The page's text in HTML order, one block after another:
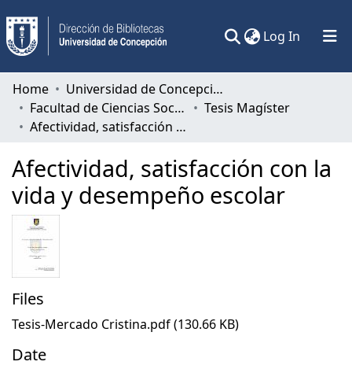
Log In (current)
Communities & Collections
All of DSpace
Home
Universidad de Concepción
Facultad de Ciencias Sociales
Tesis Magíster
Afectividad, satisfacción con la vida y desempeño escolar
Afectividad, satisfacción con la
vida y desempeño escolar
Files
Tesis-Mercado Cristina.pdf(130.66 KB)
Date